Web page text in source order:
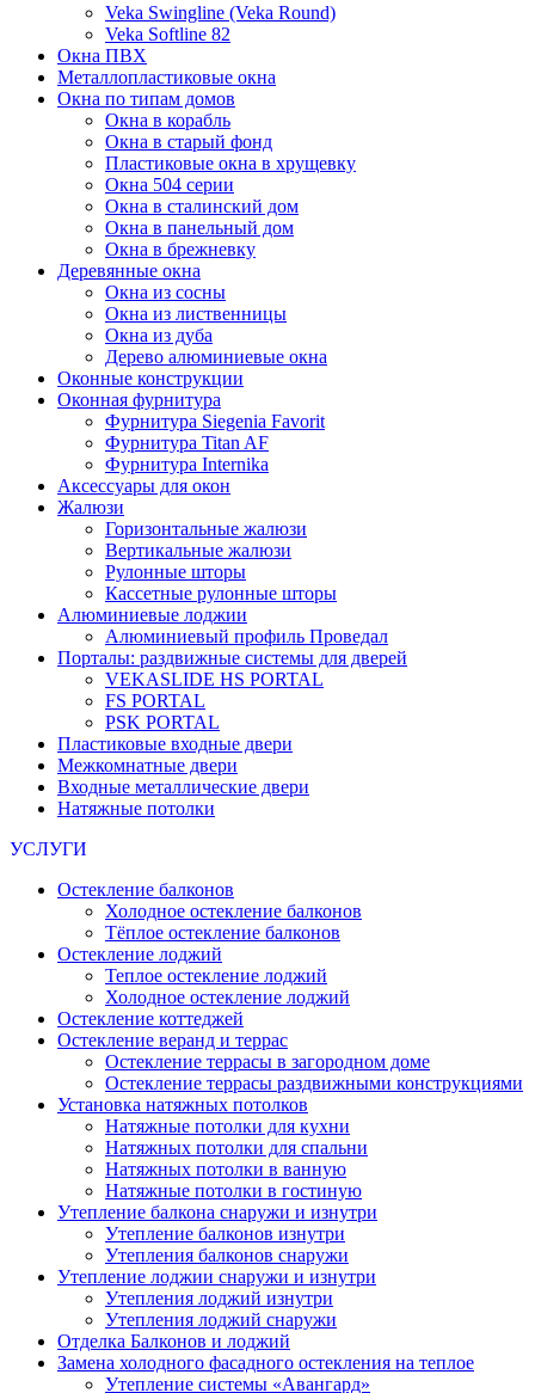
Veka Swingline (Veka Round)
Veka Softline 82
Окна ПВХ
Металлопластиковые окна
Окна по типам домов
Окна в корабль
Окна в старый фонд
Пластиковые окна в хрущевку
Окна 504 серии
Окна в сталинский дом
Окна в панельный дом
Окна в брежневку
Деревянные окна
Окна из сосны
Окна из лиственницы
Окна из дуба
Дерево алюминиевые окна
Оконные конструкции
Оконная фурнитура
Фурнитура Siegenia Favorit
Фурнитура Titan AF
Фурнитура Internika
Аксессуары для окон
Жалюзи
Горизонтальные жалюзи
Вертикальные жалюзи
Рулонные шторы
Кассетные рулонные шторы
Алюминиевые лоджии
Алюминиевый профиль Проведал
Порталы: раздвижные системы для дверей
VEKASLIDE HS PORTAL
FS PORTAL
PSK PORTAL
Пластиковые входные двери
Межкомнатные двери
Входные металлические двери
Натяжные потолки
УСЛУГИ
Остекление балконов
Холодное остекление балконов
Тёплое остекление балконов
Остекление лоджий
Теплое остекление лоджий
Холодное остекление лоджий
Остекление коттеджей
Остекление веранд и террас
Остекление террасы в загородном доме
Остекление террасы раздвижными конструкциями
Установка натяжных потолков
Натяжные потолки для кухни
Натяжных потолки для спальни
Натяжных потолки в ванную
Натяжные потолки в гостиную
Утепление балкона снаружи и изнутри
Утепление балконов изнутри
Утепления балконов снаружи
Утепление лоджии снаружи и изнутри
Утепления лоджий изнутри
Утепления лоджий снаружи
Отделка Балконов и лоджий
Замена холодного фасадного остекления на теплое
Утепление системы «Авангард»